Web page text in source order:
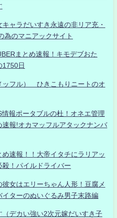
ャラだいすき永遠の非リア充・
為のマニアックサイト
まとめ速報！キモデブおた
1750日
ッフル） ひきこもりニートのオ
報ポータブルの杜！オネエ管理
報!オカマッフルアタックナンバ
速報！！大帝イタチにラリアッ
殺！パイルドライバー
女はエリーちゃん人形！豆腐メ
ターのぬいぐるみ男子末路編
デカい強い2次元嫁だいすき子